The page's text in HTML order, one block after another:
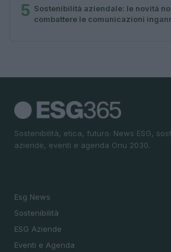
5 Sostenibilità aziendale: le novità
combattere le comunicazioni
Sostenibilità, etica, futuro. News ESG,
aziende, eventi e agenda Onu 2030.
Esg News
Sostenibilità
ESG Aziende
Eventi e Agenda